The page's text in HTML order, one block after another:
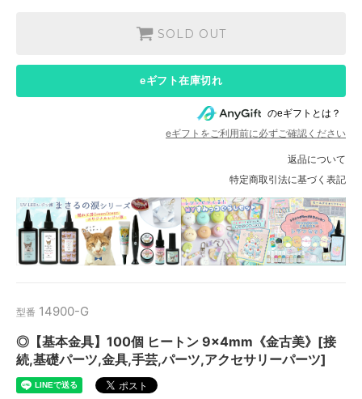
SOLD OUT
eギフト在庫切れ
のeギフトとは？
eギフトをご利用前に必ずご確認ください
返品について
特定商取引法に基づく表記
型番 14900-G
◎【基本金具】100個 ヒートン 9×4mm《金古美》[接
続,基礎パーツ,金具,手芸,パーツ,アクセサリーパーツ]